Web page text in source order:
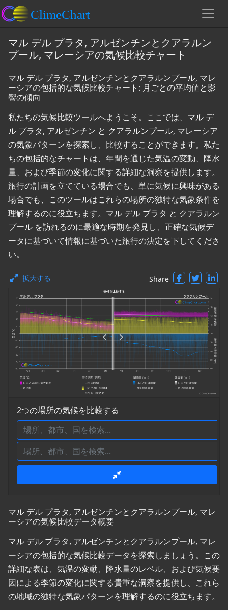
マル デル プラタ, アルゼンチンとクアラルン
プール, マレーシアの気候比較チャート
マル デル プラタ, アルゼンチンとクアラルンプール, マレ
ーシアの包括的な気候比較チャート: 月ごとの平均値と影
響の傾向
私たちの気候比較ツールへようこそ。ここでは、マル デ
ル プラタ, アルゼンチン と クアラルンプール, マレーシア
の気象パターンを探索し、比較することができます。私た
ちの包括的なチャートは、年間を通じた気温の変動、降水
量、および季節の変化に関する詳細な洞察を提供します。
旅行の計画を立てている場合でも、単に気候に興味がある
場合でも、このツールはこれらの場所の独特な気象条件を
理解するのに役立ちます。マル デル プラタ と クアラルン
プール を訪れるのに最適な時期を発見し、正確な気候デ
ータに基づいて情報に基づいた旅行の決定を下してくださ
い。
拡大する Share
2つの場所の気候を比較する
マル デル プラタ, アルゼンチンとクアラルンプール, マレ
ーシアの気候比較データ概要
マル デル プラタ, アルゼンチンとクアラルンプール, マレ
ーシアの包括的な気候比較データを探索しましょう。この
詳細な表は、気温の変動、降水量のレベル、および気候要
因による季節の変化に関する貴重な洞察を提供し、これら
の地域の独特な気象パターンを理解するのに役立ちます。